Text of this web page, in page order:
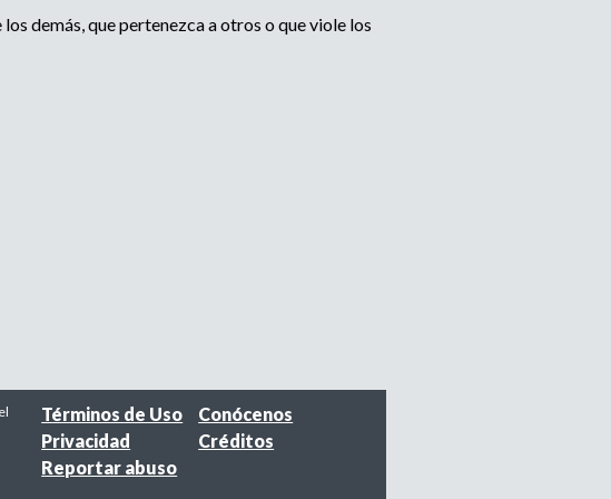
demás, que pertenezca a otros o que viole los
Términos de Uso
Privacidad
Reportar abuso
Conócenos
Créditos